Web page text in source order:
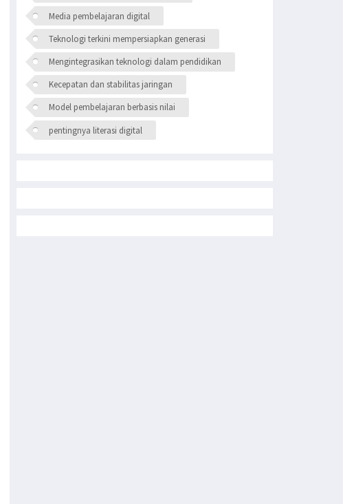
Media pembelajaran digital
Teknologi terkini mempersiapkan generasi
Mengintegrasikan teknologi dalam pendidikan
Kecepatan dan stabilitas jaringan
Model pembelajaran berbasis nilai
pentingnya literasi digital